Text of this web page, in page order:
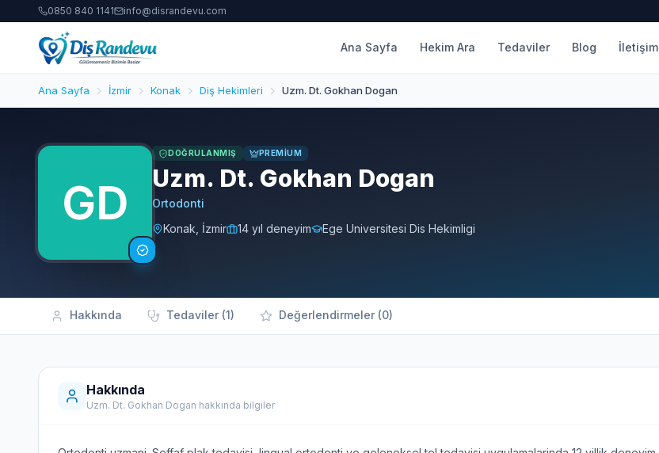
0850 840 1141 info@disrandevu.com
Ana Sayfa Hekim Ara Tedaviler Blog İletişim
Ana Sayfa İzmir Konak Diş Hekimleri Uzm. Dt. Gokhan Dogan
DOĞRULANMIŞ PREMIUM
Uzm. Dt. Gokhan Dogan
Ortodonti
Konak, İzmir
14 yıl deneyim Ege Universitesi Dis Hekimligi
Hakkında Tedaviler (1) Değerlendirmeler (0)
Hakkında
Uzm. Dt. Gokhan Dogan hakkında bilgiler